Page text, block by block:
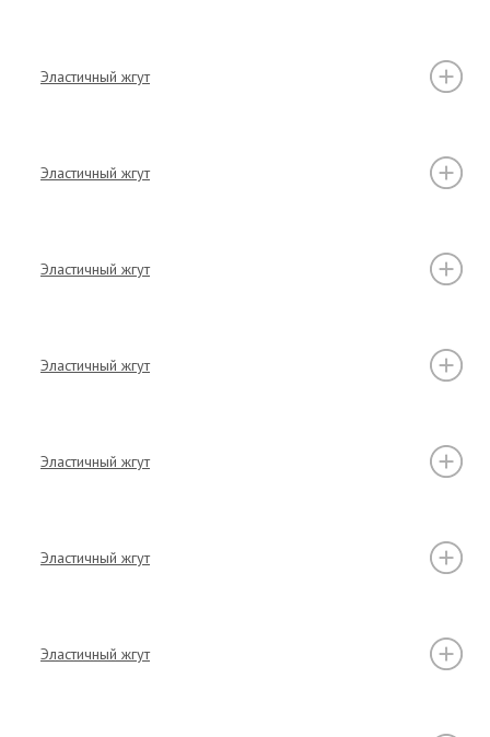
Эластичный жгут
Эластичный жгут
Эластичный жгут
Эластичный жгут
Эластичный жгут
Эластичный жгут
Эластичный жгут